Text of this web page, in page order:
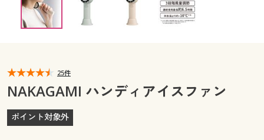
カタログ無料プレゼント
閲覧履歴
会員メニュー
閲覧履歴
お気に入り
25件
NAKAGAMI ハンディアイスファン
ポイント対象外